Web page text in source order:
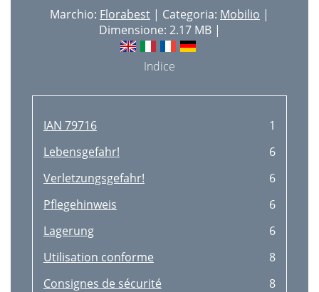
Marchio: Florabest | Categoria: Mobilio |
Dimensione: 2.17 MB |
Indice
IAN 79716
1
Lebensgefahr!
6
Verletzungsgefahr!
6
Pﬂegehinweis
6
Lagerung
6
Utilisation conforme
8
Consignes de sécurité
8